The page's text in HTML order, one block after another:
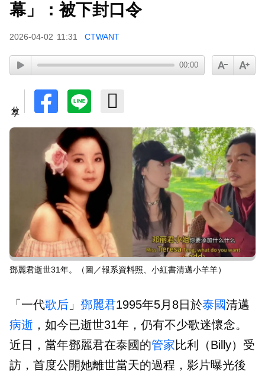
幕」：被下封口令
2026-04-02 11:31 CTWANT
00:00
鄧麗君逝世31年。（圖／報系資料照、小紅書清邁小羊羊）
「一代歌后 」 鄧麗君1995年5月8日於泰國清邁
病逝 ，如今已逝世31年，仍有不少歌迷懷念。
近日，當年鄧麗君在泰國的管家比利（Billy）受
訪，首度公開她離世當天的過程，影片曝光後